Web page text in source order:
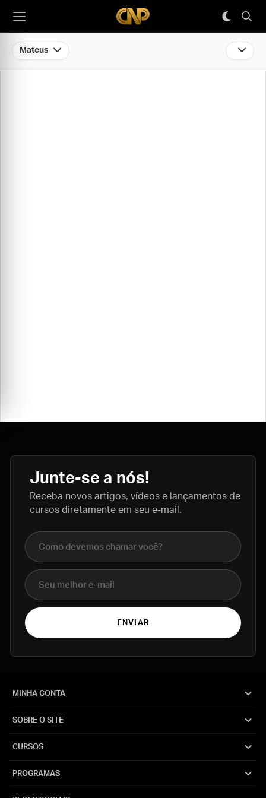
Mateus
Junte-se a nós!
Receba novos artigos, vídeos e lançamentos de
cursos diretamente em seu e-mail.
Nome completo
E-mail
ENVIAR
MINHA CONTA
SOBRE O SITE
CURSOS
PROGRAMAS